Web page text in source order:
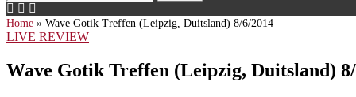
Home » Wave Gotik Treffen (Leipzig, Duitsland) 8/6/2014
LIVE REVIEW
Wave Gotik Treffen (Leipzig, Duitsland)